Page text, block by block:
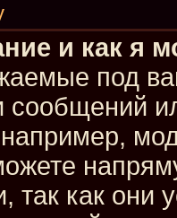
и как я
под
сообщений
так как они